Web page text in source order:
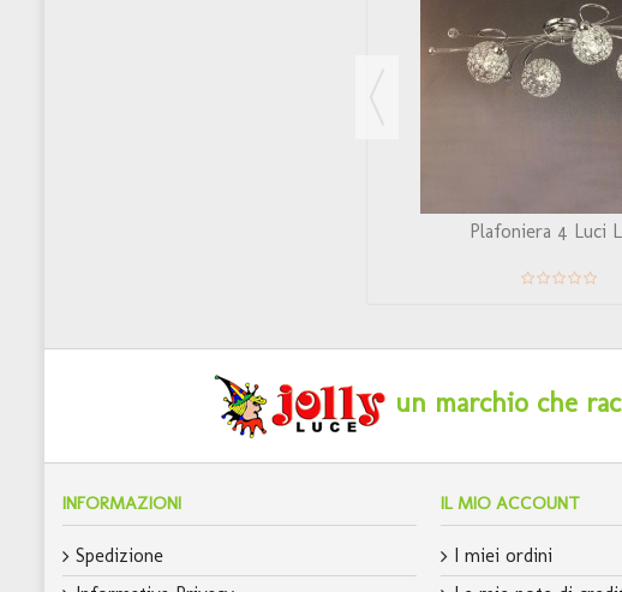
Plafoniera 4 Luci
un marchio che
INFORMAZIONI
Spedizione
IL MIO ACCOUNT
I miei ordini